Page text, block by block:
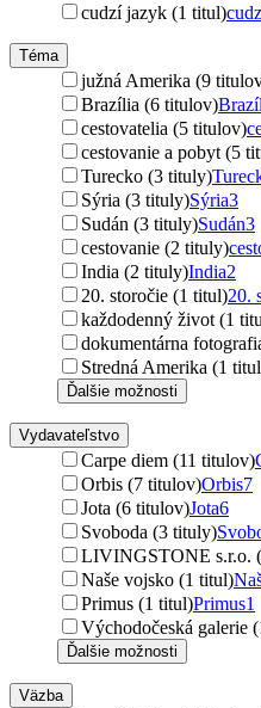
cudzí jazyk (1 titul)
Téma
južná Amerika (9
Brazília (6 titulov)
cestovatelia (5 titulov)
cestovanie a pobyt (5
Turecko (3 tituly)
Sýria (3 tituly)Sýria3
Sudán (3 tituly)Sudán3
cestovanie (2 tituly)
India (2 tituly)India2
20. storočie (1 titul)20.
každodenný život (1
dokumentárna
Stredná Amerika (1
Ďalšie možnosti
Vydavateľstvo
Carpe diem (11 titulov)
Orbis (7 titulov)Orbis7
Jota (6 titulov)Jota6
Svoboda (3 tituly)
LIVINGSTONE s.r.o.
Naše vojsko (1 titul)
Primus (1 titul)Primus1
Východočeská galerie
Ďalšie možnosti
Väzba